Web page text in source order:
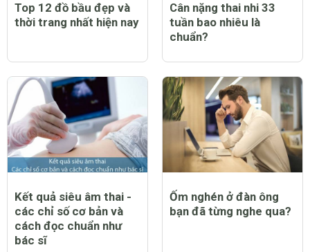
Top 12 đồ bầu đẹp và
thời trang nhất hiện nay
Cân nặng thai nhi 33
tuần bao nhiêu là
chuẩn?
Kết quả siêu âm thai -
các chỉ số cơ bản và
cách đọc chuẩn như
bác sĩ
Ốm nghén ở đàn ông
bạn đã từng nghe qua?